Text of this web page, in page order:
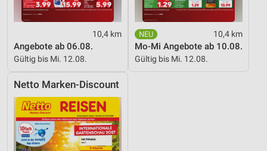
10,4 km
Angebote ab 06.08.
Gültig bis Mi. 12.08.
10,4 km
Mo-Mi Angebote ab 10.08.
Gültig bis Mi. 12.08.
Netto Marken-Discount